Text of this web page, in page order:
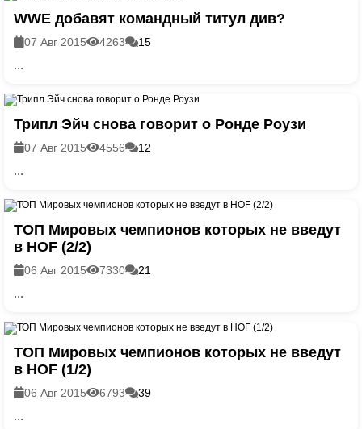
WWE добавят командный титул див?
07 Авг 2015 4263 15
...
Трипл Эйч снова говорит о Ронде Роузи
07 Авг 2015 4556 12
...
ТОП Мировых чемпионов которых не введут
в HOF (2/2)
06 Авг 2015 7330 21
...
ТОП Мировых чемпионов которых не введут
в HOF (1/2)
06 Авг 2015 6793 39
...